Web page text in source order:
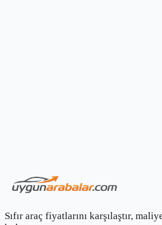
Sıfır araç fiyatlarını karşılaştır,